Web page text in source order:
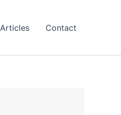
Articles Contact